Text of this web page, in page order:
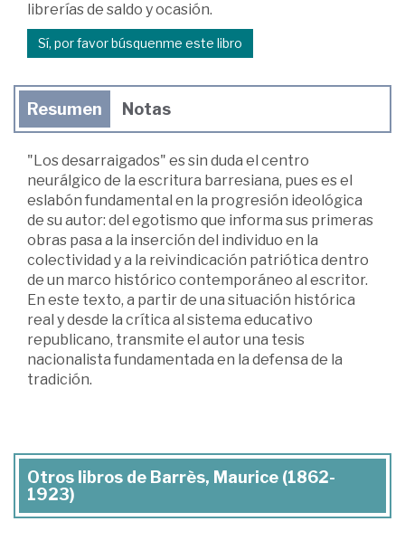
librerías de saldo y ocasión.
Sí, por favor búsquenme este libro
Resumen Notas
"Los desarraigados" es sin duda el centro
neurálgico de la escritura barresiana, pues es el
eslabón fundamental en la progresión ideológica
de su autor: del egotismo que informa sus primeras
obras pasa a la inserción del individuo en la
colectividad y a la reivindicación patriótica dentro
de un marco histórico contemporáneo al escritor.
En este texto, a partir de una situación histórica
real y desde la crítica al sistema educativo
republicano, transmite el autor una tesis
nacionalista fundamentada en la defensa de la
tradición.
Otros libros de Barrès, Maurice (1862-
1923)